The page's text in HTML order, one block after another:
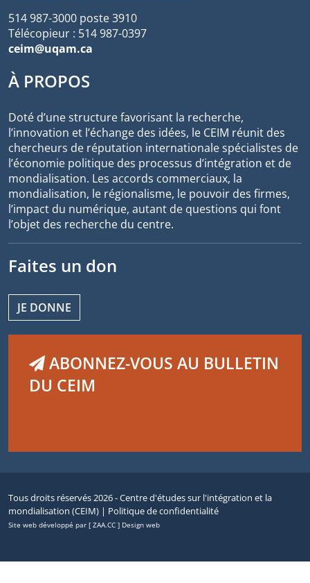
514 987-3000 poste 3910
Télécopieur : 514 987-0397
ceim@uqam.ca
À PROPOS
Doté d’une structure favorisant la recherche,
l’innovation et l’échange des idées, le CEIM réunit des
chercheurs de réputation internationale spécialistes de
l’économie politique des processus d’intégration et de
mondialisation. Les accords commerciaux, la
mondialisation, le régionalisme, le pouvoir des firmes,
l’impact du numérique, autant de questions qui font
l’objet des recherche du centre.
Faites un don
JE DONNE
ABONNEZ-VOUS AU BULLETIN
DU CEIM
Tous droits réservés 2026 - Centre d'études sur l'intégration et la
mondialisation (CEIM) | Politique de confidentialité
Site web développé par [ ZAA.CC ] Design web